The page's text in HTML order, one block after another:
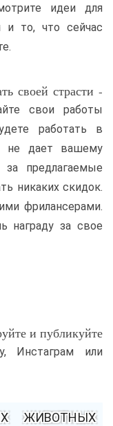
идеи для
и то, что сейчас
своей страсти -
свои работы
работать в
не дает вашему
предлагаемые
никаких скидок.
фрилансерами.
награду за свое
и публикуйте
Инстаграм или